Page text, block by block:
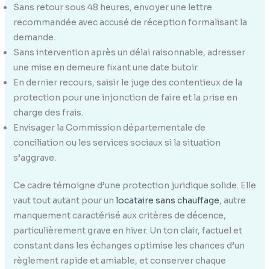
Sans retour sous 48 heures, envoyer une lettre
recommandée avec accusé de réception formalisant la
demande.
Sans intervention après un délai raisonnable, adresser
une mise en demeure fixant une date butoir.
En dernier recours, saisir le juge des contentieux de la
protection pour une injonction de faire et la prise en
charge des frais.
Envisager la Commission départementale de
conciliation ou les services sociaux si la situation
s’aggrave.
Ce cadre témoigne d’une protection juridique solide. Elle
vaut tout autant pour un locataire sans chauffage, autre
manquement caractérisé aux critères de décence,
particulièrement grave en hiver. Un ton clair, factuel et
constant dans les échanges optimise les chances d’un
règlement rapide et amiable, et conserver chaque